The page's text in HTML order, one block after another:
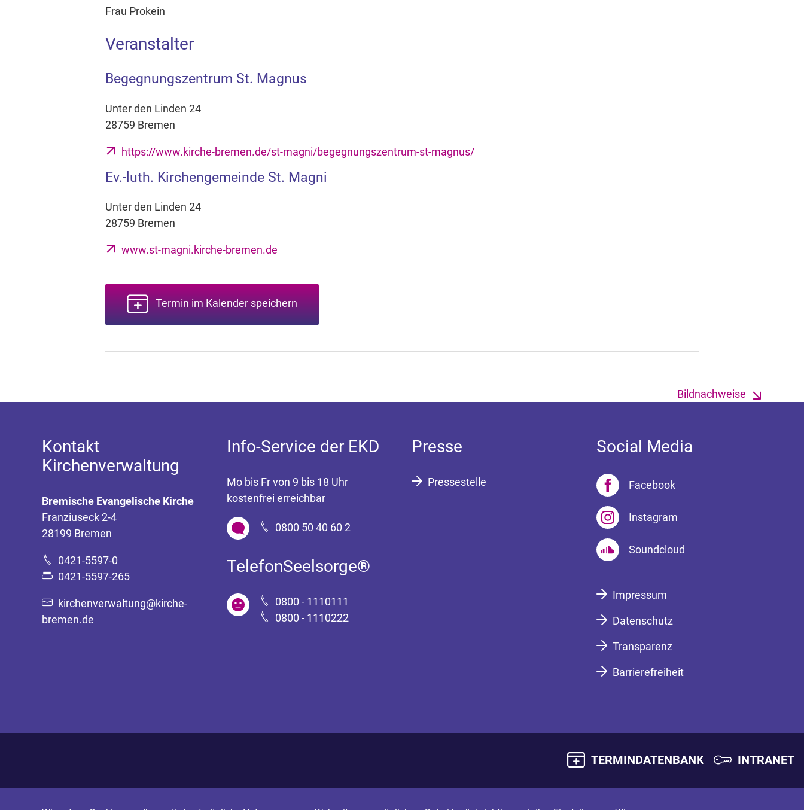
Frau Prokein
Veranstalter
Begegnungszentrum St. Magnus
Unter den Linden 24
28759 Bremen
https://www.kirche-bremen.de/st-magni/begegnungszentrum-st-magnus/
Ev.-luth. Kirchengemeinde St. Magni
Unter den Linden 24
28759 Bremen
www.st-magni.kirche-bremen.de
Termin im Kalender speichern
Bildnachweise
Kontakt
Kirchenverwaltung
Bremische Evangelische Kirche
Franziuseck 2-4
28199 Bremen
0421-5597-0
0421-5597-265
kirchenverwaltung@kirche-
bremen.de
Info-Service der EKD
Mo bis Fr von 9 bis 18 Uhr
kostenfrei erreichbar
0800 50 40 60 2
TelefonSeelsorge®
0800 - 1110111
0800 - 1110222
Presse
Pressestelle
Social Media
Facebook
Instagram
Soundcloud
Impressum
Datenschutz
Transparenz
Barrierefreiheit
TERMINDATENBANK INTRANET